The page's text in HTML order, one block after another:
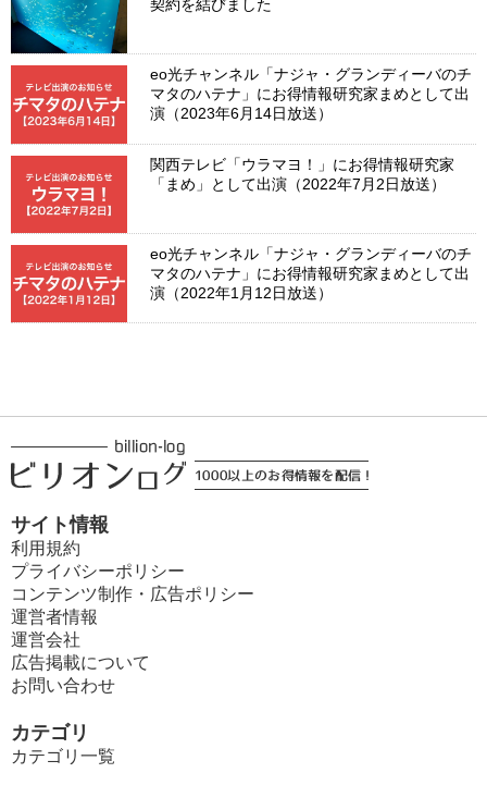
契約を結びました
eo光チャンネル「ナジャ・グランディーバのチ
マタのハテナ」にお得情報研究家まめとして出
演（2023年6月14日放送）
関西テレビ「ウラマヨ！」にお得情報研究家
「まめ」として出演（2022年7月2日放送）
eo光チャンネル「ナジャ・グランディーバのチ
マタのハテナ」にお得情報研究家まめとして出
演（2022年1月12日放送）
サイト情報
利用規約
プライバシーポリシー
コンテンツ制作・広告ポリシー
運営者情報
運営会社
広告掲載について
お問い合わせ
カテゴリ
カテゴリ一覧